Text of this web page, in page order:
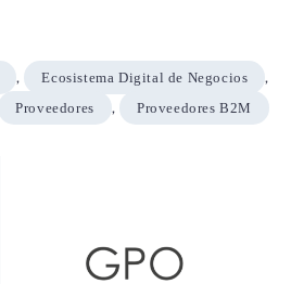
, Ecosistema Digital de Negocios
,
Proveedores
, Proveedores B2M